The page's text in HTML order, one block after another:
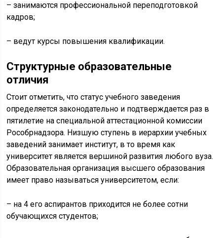
– занимаются профессиональной переподготовкой
кадров;
– ведут курсы повышения квалификации.
Структурные образовательные
отличия
Стоит отметить, что статус учебного заведения
определяется законодательно и подтверждается раз в
пятилетие на специальной аттестационной комиссии
Рособрнадзора. Низшую ступень в иерархии учебных
заведений занимает институт, в то время как
университет является вершиной развития любого вуза.
Образовательная организация высшего образования
имеет право называться университетом, если:
– на 4 его аспирантов приходится не более сотни
обучающихся студентов;